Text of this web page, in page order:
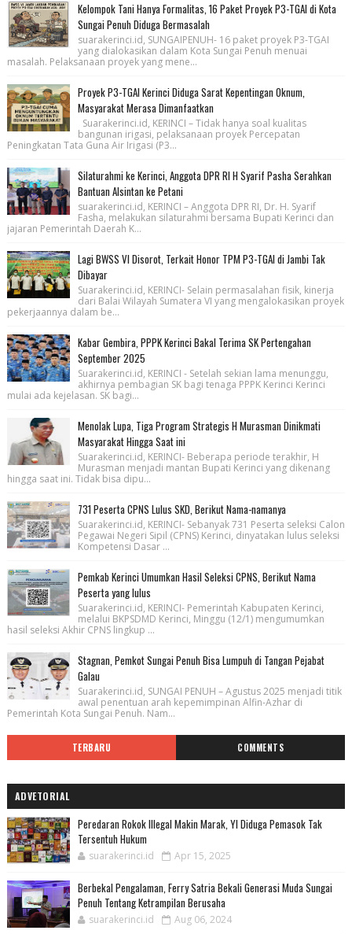
Kelompok Tani Hanya Formalitas, 16 Paket Proyek P3-TGAI di Kota
Sungai Penuh Diduga Bermasalah
suarakerinci.id, SUNGAIPENUH- 16 paket proyek P3-TGAI
yang dialokasikan dalam Kota Sungai Penuh menuai
masalah. Pelaksanaan proyek yang mene...
Proyek P3-TGAI Kerinci Diduga Sarat Kepentingan Oknum,
Masyarakat Merasa Dimanfaatkan
Suarakerinci.id, KERINCI – Tidak hanya soal kualitas
bangunan irigasi, pelaksanaan proyek Percepatan
Peningkatan Tata Guna Air Irigasi (P3...
Silaturahmi ke Kerinci, Anggota DPR RI H Syarif Pasha Serahkan
Bantuan Alsintan ke Petani
suarakerinci.id, KERINCI – Anggota DPR RI, Dr. H. Syarif
Fasha, melakukan silaturahmi bersama Bupati Kerinci dan
jajaran Pemerintah Daerah K...
Lagi BWSS VI Disorot, Terkait Honor TPM P3-TGAI di Jambi Tak
Dibayar
Suarakerinci.id, KERINCI- Selain permasalahan fisik, kinerja
dari Balai Wilayah Sumatera VI yang mengalokasikan proyek
pekerjaannya dalam be...
Kabar Gembira, PPPK Kerinci Bakal Terima SK Pertengahan
September 2025
Suarakerinci.id, KERINCI - Setelah sekian lama menunggu,
akhirnya pembagian SK bagi tenaga PPPK Kerinci Kerinci
mulai ada kejelasan. SK bagi...
Menolak Lupa, Tiga Program Strategis H Murasman Dinikmati
Masyarakat Hingga Saat ini
Suarakerinci.id, KERINCI- Beberapa periode terakhir, H
Murasman menjadi mantan Bupati Kerinci yang dikenang
hingga saat ini. Tidak bisa dipu...
731 Peserta CPNS Lulus SKD, Berikut Nama-namanya
Suarakerinci.id, KERINCI- Sebanyak 731 Peserta seleksi Calon
Pegawai Negeri Sipil (CPNS) Kerinci, dinyatakan lulus seleksi
Kompetensi Dasar ...
Pemkab Kerinci Umumkan Hasil Seleksi CPNS, Berikut Nama
Peserta yang lulus
Suarakerinci.id, KERINCI- Pemerintah Kabupaten Kerinci,
melalui BKPSDMD Kerinci, Minggu (12/1) mengumumkan
hasil seleksi Akhir CPNS lingkup ...
Stagnan, Pemkot Sungai Penuh Bisa Lumpuh di Tangan Pejabat
Galau
Suarakerinci.id, SUNGAI PENUH – Agustus 2025 menjadi titik
awal penentuan arah kepemimpinan Alfin-Azhar di
Pemerintah Kota Sungai Penuh. Nam...
TERBARU COMMENTS
ADVETORIAL
Peredaran Rokok Illegal Makin Marak, YI Diduga Pemasok Tak
Tersentuh Hukum
suarakerinci.id Apr 15, 2025
Berbekal Pengalaman, Ferry Satria Bekali Generasi Muda Sungai
Penuh Tentang Ketrampilan Berusaha
suarakerinci.id Aug 06, 2024